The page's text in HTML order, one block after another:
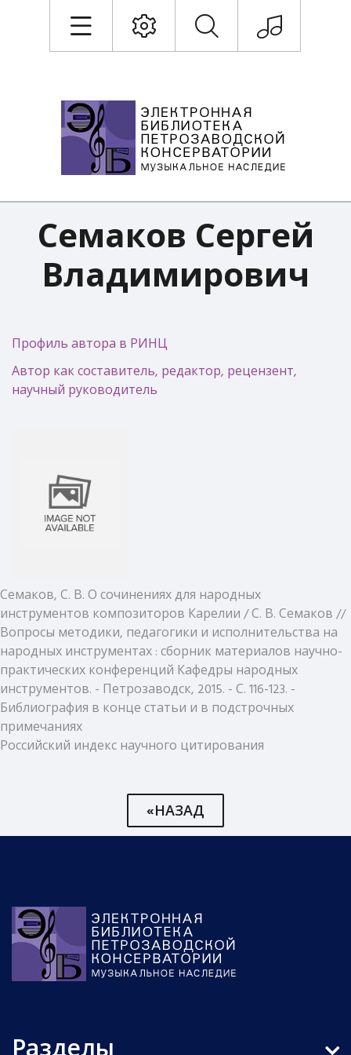
Семаков Сергей
Владимирович
Профиль автора в РИНЦ
Автор как составитель, редактор, рецензент,
научный руководитель
Семаков, С. В. О сочинениях для народных
инструментов композиторов Карелии / С. В. Семаков //
Вопросы методики, педагогики и исполнительства на
народных инструментах : сборник материалов научно-
практических конференций Кафедры народных
инструментов. - Петрозаводск, 2015. - С. 116-123. -
Библиография в конце статьи и в подстрочных
примечаниях
Российский индекс научного цитирования
«НАЗАД